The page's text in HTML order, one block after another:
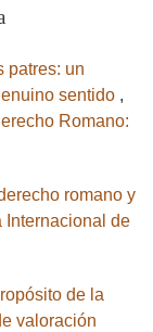
patres: un
sentido ,
Romano:
romano y
Internacional de
de la
valoración